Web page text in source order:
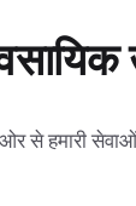
से हमारी